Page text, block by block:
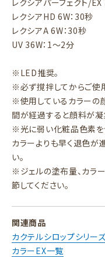
レクシアパーフェクト/
レクシアHD 6W：30秒
レクシアA 6W：30秒
UV 36W：1～2分
※LED推奨。
※必ず撹拌してからご使
※使用しているカラーの
間が経過すると顔料が凝
※光に弱い化粧品色素を
カラーよりも早く退色が
い。
※ジェルの塗布量、カラ
節してください。
関連商品
カクテルシロップシリー
カラーEX一覧